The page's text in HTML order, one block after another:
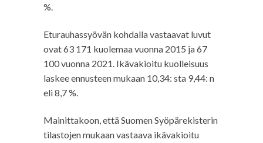
%.
Eturauhassyövän kohdalla vastaavat luvut
ovat 63 171 kuolemaa vuonna 2015 ja 67
100 vuonna 2021. Ikävakioitu kuolleisuus
laskee ennusteen mukaan 10,34: sta 9,44: n
eli 8,7 %.
Mainittakoon, että Suomen Syöpärekisterin
tilastojen mukaan vastaava ikävakioitu